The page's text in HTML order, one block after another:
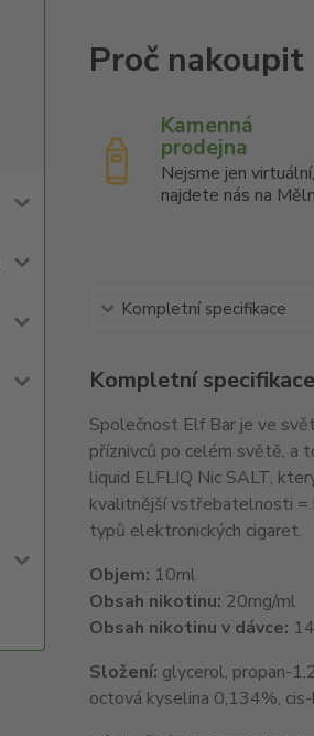
Kamenná
prodejna
Nejsme jen virtuální,
najdete nás na
Kompletní specifikace
Kompletní specifikace
Společnost Elf Bar je ve
příznivců po celém světě, a
liquid ELFLIQ Nic SALT,
kvalitnější vstřebatelnosti =
typů elektronických cigaret.
Objem: 10ml
Obsah nikotinu: 20mg/ml
Obsah nikotinu v dávce:
Složení: glycerol, propan-
octová kyselina 0,134%,